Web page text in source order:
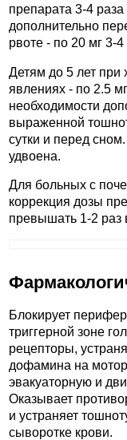
препарата 3-4
дополнительно
рвоте - по 20 мг 3-
Детям до 5 лет при
явлениях - по 2.5
необходимости
выраженной
сутки и перед
удвоена.
Для больных с
коррекция дозы
превышать 1-2 раз
Блокирует
триггерной зоне
рецепторы,
дофамина на
эвакуаторную и
Оказывает
и устраняет
сыворотке крови.